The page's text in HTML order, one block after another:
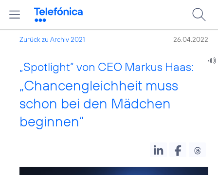
Zurück zu Archiv 2021 26.04.2022
„Spotlight“ von CEO Markus Haas:
„Chancengleichheit muss
schon bei den Mädchen
beginnen“